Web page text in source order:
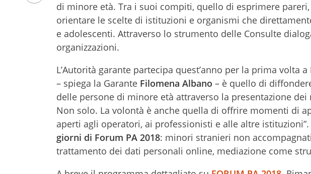
di minore età. Tra i suoi compiti, quello di esprimere
orientare le scelte di istituzioni e organismi che
e adolescenti. Attraverso lo strumento delle Consulte
organizzazioni.
L’Autorità garante partecipa quest’anno per la prima volta a
– spiega la Garante Filomena Albano – è quello di
delle persone di minore età attraverso la presentazione
Non solo. La volontà è anche quella di offrire momenti di
aperti agli operatori, ai professionisti e alle altre istituzioni”.
giorni di Forum PA 2018: minori stranieri non
trattamento dei dati personali online, mediazione come